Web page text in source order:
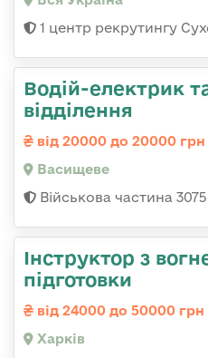
1 центр рекрутингу
Водій-електрик
відділення
від 20000 до 20000 грн
Васищеве
Військова частина
Інструктор з
підготовки
від 24000 до 50000 грн
Харків